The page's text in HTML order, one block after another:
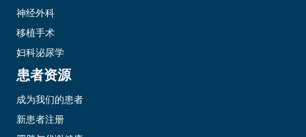
神经外科
移植手术
妇科泌尿学
患者资源
成为我们的患者
新患者注册